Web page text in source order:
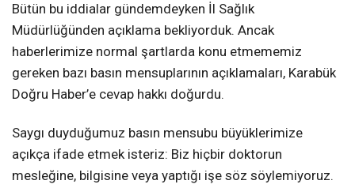
Bütün bu iddialar gündemdeyken İl Sağlık
Müdürlüğünden açıklama bekliyorduk. Ancak
haberlerimize normal şartlarda konu etmememiz
gereken bazı basın mensuplarının açıklamaları, Karabük
Doğru Haber’e cevap hakkı doğurdu.
Saygı duyduğumuz basın mensubu büyüklerimize
açıkça ifade etmek isteriz: Biz hiçbir doktorun
mesleğine, bilgisine veya yaptığı işe söz söylemiyoruz.